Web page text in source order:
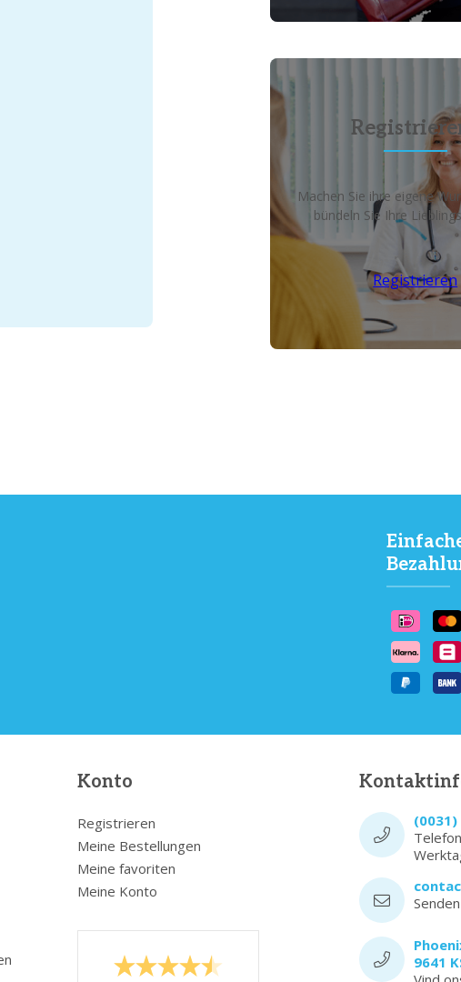
Machen Sie ihre eigene
bündeln Sie Ihre
Registrieren
Konto
Registrieren
Meine Bestellungen
Meine favoriten
Meine Konto
(0031)
9641